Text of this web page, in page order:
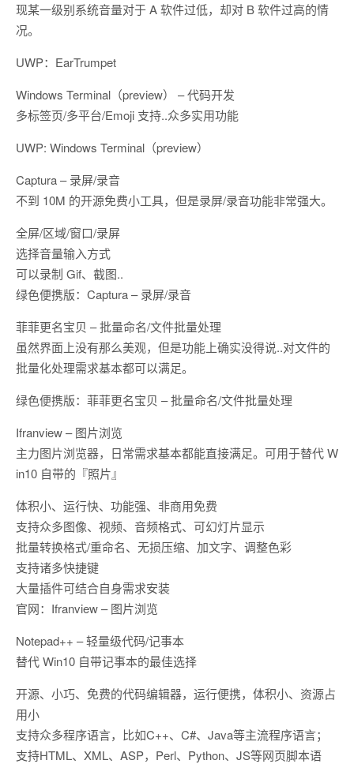
现某一级别系统音量对于 A 软件过低，却对 B 软件过高的情
况。
UWP：EarTrumpet
Windows Terminal（preview） – 代码开发
多标签页/多平台/Emoji 支持..众多实用功能
UWP: Windows Terminal（preview）
Captura – 录屏/录音
不到 10M 的开源免费小工具，但是录屏/录音功能非常强大。
全屏/区域/窗口/录屏
选择音量输入方式
可以录制 Gif、截图..
绿色便携版：Captura – 录屏/录音
菲菲更名宝贝 – 批量命名/文件批量处理
虽然界面上没有那么美观，但是功能上确实没得说..对文件的
批量化处理需求基本都可以满足。
绿色便携版：菲菲更名宝贝 – 批量命名/文件批量处理
Ifranview – 图片浏览
主力图片浏览器，日常需求基本都能直接满足。可用于替代 W
in10 自带的『照片』
体积小、运行快、功能强、非商用免费
支持众多图像、视频、音频格式、可幻灯片显示
批量转换格式/重命名、无损压缩、加文字、调整色彩
支持诸多快捷键
大量插件可结合自身需求安装
官网：Ifranview – 图片浏览
Notepad++ – 轻量级代码/记事本
替代 Win10 自带记事本的最佳选择
开源、小巧、免费的代码编辑器，运行便携，体积小、资源占
用小
支持众多程序语言，比如C++、C#、Java等主流程序语言；
支持HTML、XML、ASP，Perl、Python、JS等网页脚本语